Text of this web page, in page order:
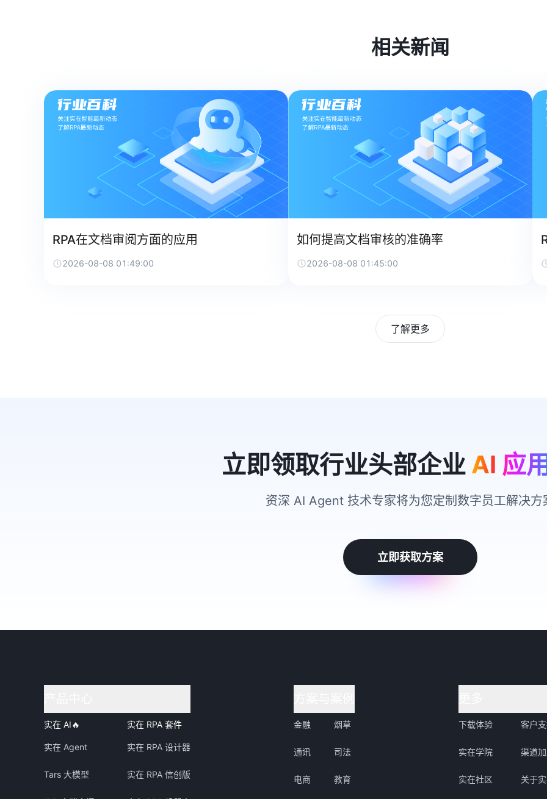
相关新闻
RPA在文档审阅方面的应用
2026-08-08 01:49:00
如何提高文档审核的准确率
2026-08-08 01:45:00
了解更多
立即领取行业头部企业 AI 应
资深 AI Agent 技术专家将为您定制数字员工解决方
立即获取方案
实在 AI🔥
实在 Agent
Tars 大模型
实在 RPA 套件
实在 RPA 设计器
实在 RPA 信创版
金融
通讯
电商
烟草
司法
教育
下载体验
实在学院
实在社区
客户
渠道
关于